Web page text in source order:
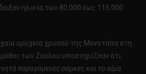
ηλικία των 80.000 έως 115.000
ορυχεία χρυσού της Μονοτάπα στη
των Ζούλου υποστηρίζουν ότι
παραγόμενες σάρκες και το αίμα